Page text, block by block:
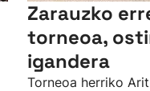
Zarauzko
torneoa,
igandera
Torneoa herriko